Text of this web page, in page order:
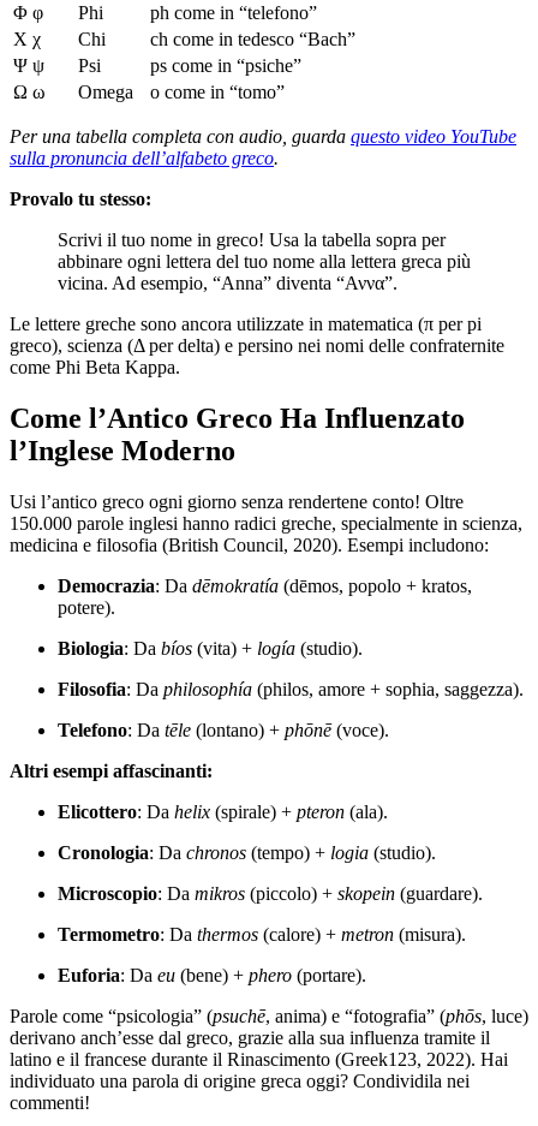
Φ φ
Phi
ph come in “telefono”
Χ χ
Chi
ch come in tedesco “Bach”
Ψ ψ
Psi
ps come in “psiche”
Ω ω
Omega o come in “tomo”
Per una tabella completa con audio, guarda questo video YouTube
sulla pronuncia dell’alfabeto greco.
Provalo tu stesso:
Scrivi il tuo nome in greco! Usa la tabella sopra per
abbinare ogni lettera del tuo nome alla lettera greca più
vicina. Ad esempio, “Anna” diventa “Αννα”.
Le lettere greche sono ancora utilizzate in matematica (π per pi
greco), scienza (Δ per delta) e persino nei nomi delle confraternite
come Phi Beta Kappa.
Come l’Antico Greco Ha Influenzato
l’Inglese Moderno
Usi l’antico greco ogni giorno senza rendertene conto! Oltre
150.000 parole inglesi hanno radici greche, specialmente in scienza,
medicina e filosofia (British Council, 2020). Esempi includono:
Democrazia: Da dēmokratía (dēmos, popolo + kratos,
potere).
Biologia: Da bíos (vita) + logía (studio).
Filosofia: Da philosophía (philos, amore + sophia, saggezza).
Telefono: Da tēle (lontano) + phōnē(voce).
Altri esempi affascinanti:
Elicottero: Da helix (spirale) + pteron (ala).
Cronologia: Da chronos (tempo) + logia (studio).
Microscopio: Da mikros (piccolo) + skopein (guardare).
Termometro: Da thermos (calore) + metron (misura).
Euforia: Da eu (bene) + phero (portare).
Parole come “psicologia” (psuchē, anima) e “fotografia” (phōs, luce)
derivano anch’esse dal greco, grazie alla sua influenza tramite il
latino e il francese durante il Rinascimento (Greek123, 2022). Hai
individuato una parola di origine greca oggi? Condividila nei
commenti!